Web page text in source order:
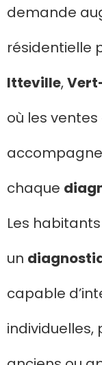
demande
résidentielle
Itteville,
où les
chaque
Les
un
capable